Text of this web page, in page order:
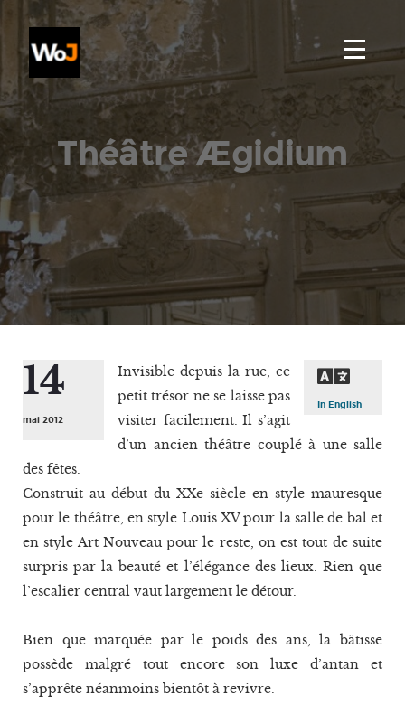
Théâtre Ægidium
14
mai 2012
In English
Invisible depuis la rue, ce
petit trésor ne se laisse pas
visiter facilement. Il s’agit
d’un ancien théâtre couplé à une salle
des fêtes.
Construit au début du XXe siècle en style mauresque
pour le théâtre, en style Louis XV pour la salle de bal et
en style Art Nouveau pour le reste, on est tout de suite
surpris par la beauté et l’élégance des lieux. Rien que
l’escalier central vaut largement le détour.
Bien que marquée par le poids des ans, la bâtisse
possède malgré tout encore son luxe d’antan et
s’apprête néanmoins bientôt à revivre.